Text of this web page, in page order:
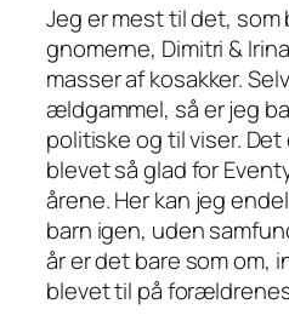
Jeg er mest til det, som
gnomerne, Dimitri &
masser af kosakker.
ældgammel, så er jeg
politiske og til viser.
blevet så glad for
årene. Her kan jeg
barn igen, uden
år er det bare som om,
blevet til på